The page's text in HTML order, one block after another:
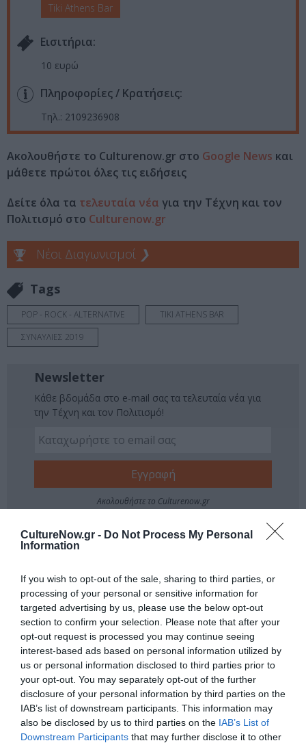
CultureNow.gr - Do Not Process My Personal
Information
If you wish to opt-out of the sale, sharing to third parties, or
processing of your personal or sensitive information for
targeted advertising by us, please use the below opt-out
section to confirm your selection. Please note that after your
opt-out request is processed you may continue seeing
interest-based ads based on personal information utilized by
us or personal information disclosed to third parties prior to
your opt-out. You may separately opt-out of the further
disclosure of your personal information by third parties on the
IAB’s list of downstream participants. This information may
also be disclosed by us to third parties on the IAB’s List of
Downstream Participants that may further disclose it to other
Tiki Athens Bar
Eισιτήρια:
10 ευρώ
Πληροφορίες / Κρατήσεις:
Τηλ.: 2109236908
Ακολουθήστε το Culturenow.gr στο Google News και
μάθετε πρώτοι όλες τις ειδήσεις
Δείτε όλα τα τελευταία νέα για την Τέχνη και τον
Πολιτισμό στο Culturenow.gr
Νέοι Διαγωνισμοί ❯
Tags
POP - ROCK - ALTERNATIVE
TIKI ATHENS BAR
ΣΥΝΑΥΛΙΕΣ 2019
Newsletter
Κάθε βδομάδα στο e-mail σας τα τελευταία νέα για
την Τέχνη και τον Πολιτισμό!
Ακολουθήστε το Culturenow.gr
Σχετικά Άρθρα
Η Μουσική
Τεχνόπολη 2026
υποδέχεται έναν
δυναμικό
Μέτρημα: Η
Νατάσσα
Μποφίλιου στο
Αρχαίο Θέατρο Δίου